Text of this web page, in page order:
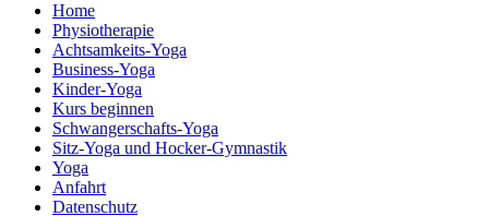
Home
Physiotherapie
Achtsamkeits-Yoga
Business-Yoga
Kinder-Yoga
Kurs beginnen
Schwanger­schafts-Yoga
Sitz-Yoga und Hocker-Gymnastik
Yoga
Anfahrt
Datenschutz